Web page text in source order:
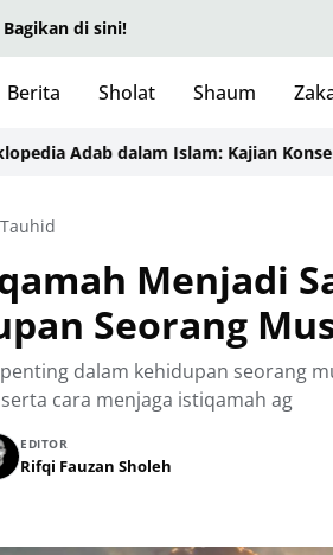
di sini!
Berita Sholat Shaum
Adab dalam Islam: Kajian
Tauhid
Menjadi
Seorang
dalam kehidupan seorang
cara menjaga istiqamah ag
EDITOR
Rifqi Fauzan Sholeh